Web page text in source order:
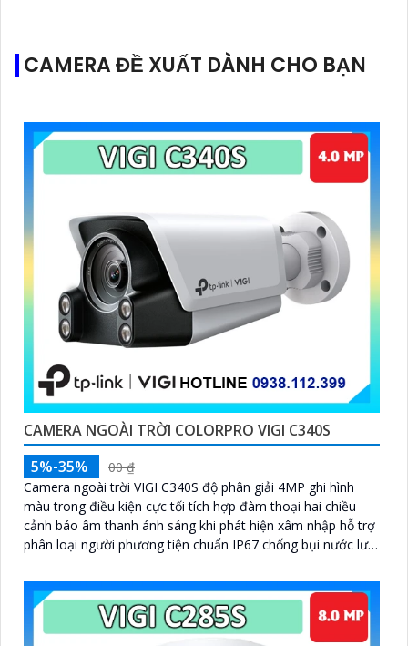
CAMERA ĐỀ XUẤT DÀNH CHO BẠN
CAMERA NGOÀI TRỜI COLORPRO VIGI C340S
5%-35%
00 ₫
Camera ngoài trời VIGI C340S độ phân giải 4MP ghi hình
màu trong điều kiện cực tối tích hợp đàm thoại hai chiều
cảnh báo âm thanh ánh sáng khi phát hiện xâm nhập hỗ trợ
phân loại người phương tiện chuẩn IP67 chống bụi nước lưu